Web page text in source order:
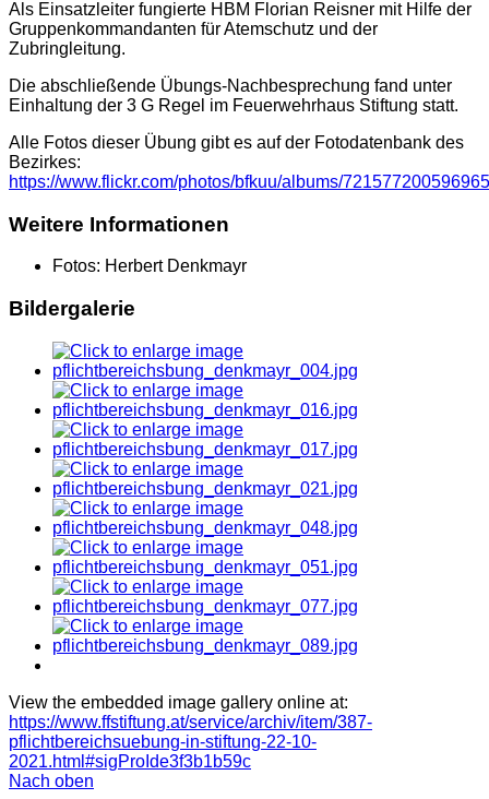
Als Einsatzleiter fungierte HBM Florian Reisner mit Hilfe der
Gruppenkommandanten für Atemschutz und der
Zubringleitung.
Die abschließende Übungs-Nachbesprechung fand unter
Einhaltung der 3 G Regel im Feuerwehrhaus Stiftung statt.
Alle Fotos dieser Übung gibt es auf der Fotodatenbank des
Bezirkes:
https://www.flickr.com/photos/bfkuu/albums/
Weitere Informationen
Fotos: Herbert Denkmayr
Bildergalerie
View the embedded image gallery online at:
https://www.ffstiftung.at/service/archiv/item/387-
pflichtbereichsuebung-in-stiftung-22-10-
2021.html#sigProIde3f3b1b59c
Nach oben